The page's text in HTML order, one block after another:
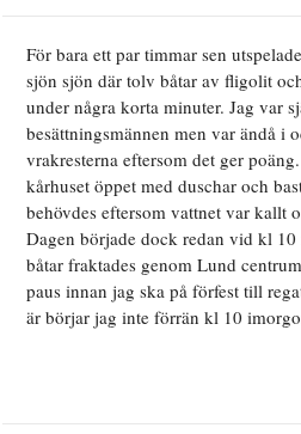
För bara ett par timmar sen
sjön sjön där tolv båtar av fligolit
under några korta minuter. Jag var
besättningsmännen men var ändå i
vrakresterna eftersom det ger
kårhuset öppet med duschar och
behövdes eftersom vattnet var kallt
Dagen började dock redan vid kl 10
båtar fraktades genom Lund
paus innan jag ska på förfest till
är börjar jag inte förrän kl 10